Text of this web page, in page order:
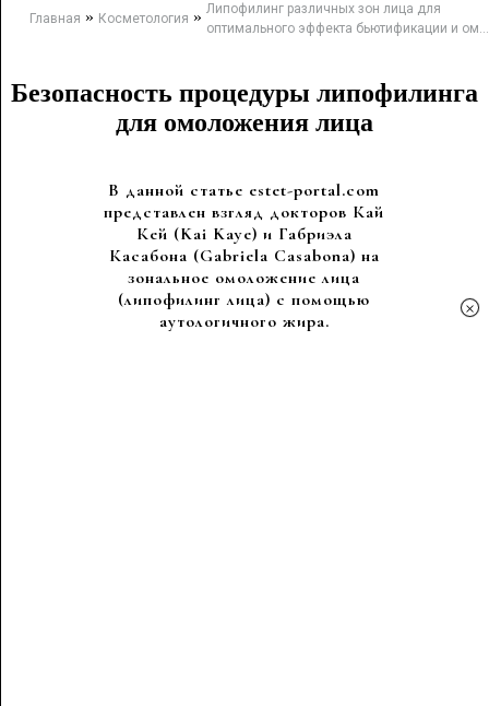
Главная » Косметология » Липофилинг различных зон лица для
оптимального эффекта бьютификации и ом...
Безопасность процедуры липофилинга
для омоложения лица
В данной статье estet-portal.com
представлен взгляд докторов Кай
Кей (Kai Kaye) и Габриэла
Касабона (Gabriela Casabona) на
зональное омоложение лица
(липофилинг лица) с помощью
аутологичного жира.
×